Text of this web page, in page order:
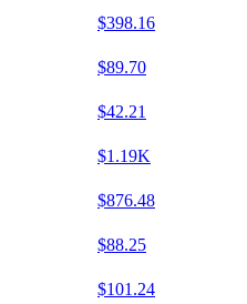
$398.16
$89.70
$42.21
$1.19K
$876.48
$88.25
$101.24